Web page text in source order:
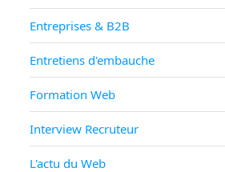
Entreprises & B2B
Entretiens d'embauche
Formation Web
Interview Recruteur
L'actu du Web